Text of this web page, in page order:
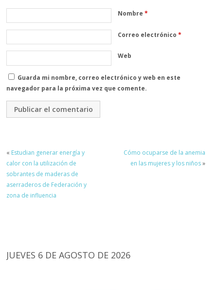
Nombre*
Correo electrónico*
Web
Guarda mi nombre, correo electrónico y web en este
navegador para la próxima vez que comente.
« Estudian generar energía y
calor con la utilización de
sobrantes de maderas de
aserraderos de Federación y
zona de influencia
Cómo ocuparse de la anemia
en las mujeres y los niños»
JUEVES 6 DE AGOSTO DE 2026